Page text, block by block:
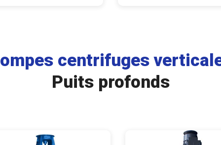
centrifuges
Puits profonds